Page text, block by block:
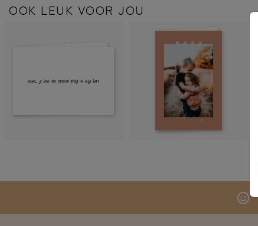
versturen wij de kaart voor je, inclusief envelop met
postzegel! Het adres kun je bij het afrekenen invullen.
Adressen altijd bij de hand hebben? Verzamel dan
OOK LEUK VOOR JOU